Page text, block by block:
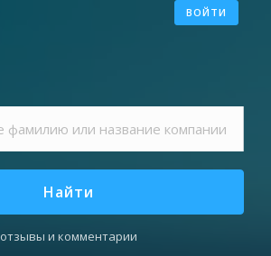
ВОЙТИ
Найти
отзывы и комментарии